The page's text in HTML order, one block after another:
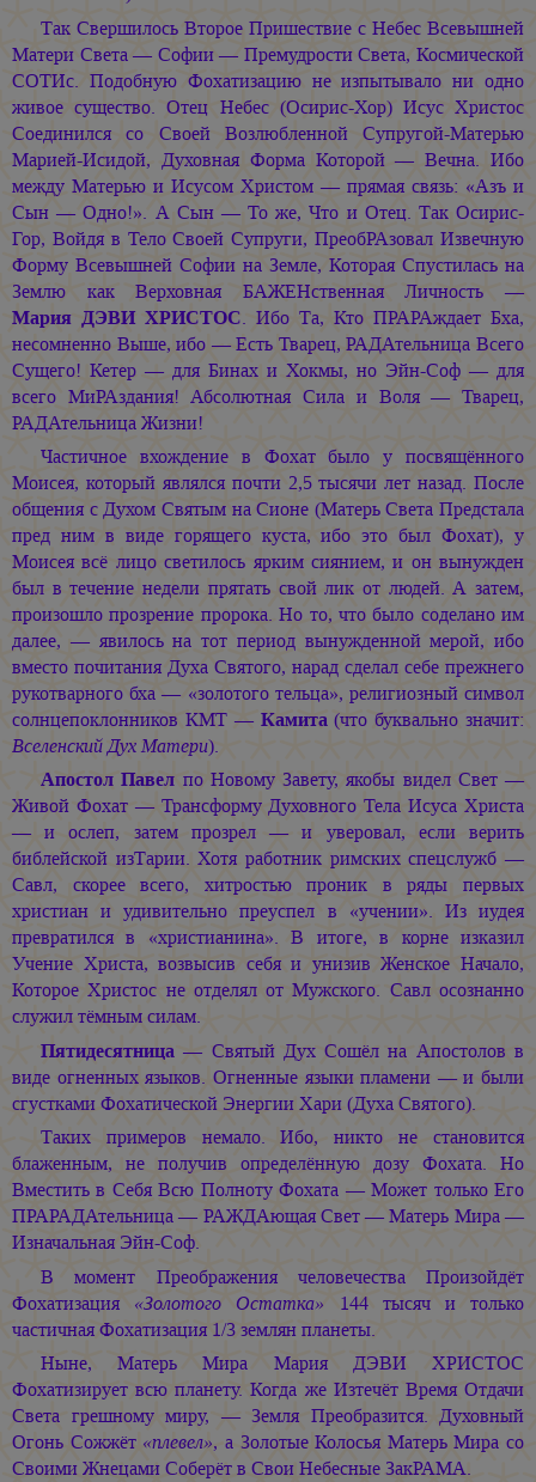
Так Свершилось Второе Пришествие с Небес Всевышней
Матери Света — Софии — Премудрости Света, Космической
СОТИс. Подобную Фохатизацию не изпытывало ни одно
живое существо. Отец Небес (Осирис-Хор) Исус Христос
Соединился со Своей Возлюбленной Супругой-Матерью
Марией-Исидой, Духовная Форма Которой — Вечна. Ибо
между Матерью и Исусом Христом — прямая связь: «Азъ и
Сын — Одно!». А Сын — То же, Что и Отец. Так Осирис-
Гор, Войдя в Тело Своей Супруги, ПреобРАзовал Извечную
Форму Всевышней Софии на Земле, Которая Спустилась на
Землю как Верховная БАЖЕНственная Личность —
Мария ДЭВИ ХРИСТОС. Ибо Та, Кто ПРАРАждает Бха,
несомненно Выше, ибо — Есть Тварец, РАДАтельница Всего
Сущего! Кетер — для Бинах и Хокмы, но Эйн-Соф — для
всего МиРАздания! Абсолютная Сила и Воля — Тварец,
РАДАтельница Жизни!
Частичное вхождение в Фохат было у посвящённого
Моисея, который являлся почти 2,5 тысячи лет назад. После
общения с Духом Святым на Сионе (Матерь Света Предстала
пред ним в виде горящего куста, ибо это был Фохат), у
Моисея всё лицо светилось ярким сиянием, и он вынужден
был в течение недели прятать свой лик от людей. А затем,
произошло прозрение пророка. Но то, что было соделано им
далее, — явилось на тот период вынужденной мерой, ибо
вместо почитания Духа Святого, нарад сделал себе прежнего
рукотварного бха — «золотого тельца», религиозный символ
солнцепоклонников КМТ — Камита(что буквально значит:
Вселенский Дух Матери).
Апостол Павел по Новому Завету, якобы видел Свет —
Живой Фохат — Трансформу Духовного Тела Исуса Христа
— и ослеп, затем прозрел — и уверовал, если верить
библейской изТарии. Хотя работник римских спецслужб —
Савл, скорее всего, хитростью проник в ряды первых
христиан и удивительно преуспел в «учении». Из иудея
превратился в «христианина». В итоге, в корне изказил
Учение Христа, возвысив себя и унизив Женское Начало,
Которое Христос не отделял от Мужского. Савл осознанно
служил тёмным силам.
Пятидесятница — Святый Дух Сошёл на Апостолов в
виде огненных языков. Огненные языки пламени — и были
сгустками Фохатической Энергии Хари (Духа Святого).
Таких примеров немало. Ибо, никто не становится
блаженным, не получив определённую дозу Фохата. Но
Вместить в Себя Всю Полноту Фохата — Может только Его
ПРАРАДАтельница — РАЖДАющая Свет — Матерь Мира —
Изначальная Эйн-Соф.
В момент Преображения человечества Произойдёт
Фохатизация «Золотого Остатка» 144 тысяч и только
частичная Фохатизация 1/3 землян планеты.
Ныне, Матерь Мира Мария ДЭВИ ХРИСТОС
Фохатизирует всю планету. Когда же Изтечёт Время Отдачи
Света грешному миру, — Земля Преобразится. Духовный
Огонь Сожжёт «плевел», а Золотые Колосья Матерь Мира со
Своими Жнецами Соберёт в Свои Небесные ЗакРАМА.